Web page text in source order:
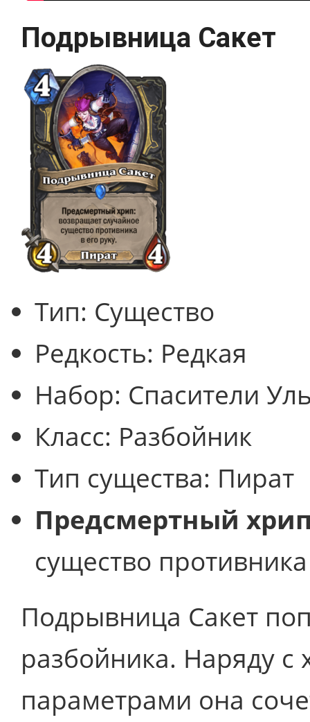
Подрывница Сакет
Тип: Существо
Редкость: Редкая
Набор: Спасители
Класс: Разбойник
Тип существа: Пират
Предсмертный
существо
Подрывница Сакет
разбойника. Наряду
параметрами она